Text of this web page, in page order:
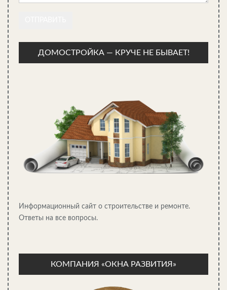
ДОМОСТРОЙКА — КРУЧЕ НЕ БЫВАЕТ!
Информационный сайт о строительстве и ремонте.
Ответы на все вопросы.
КОМПАНИЯ «ОКНА РАЗВИТИЯ»